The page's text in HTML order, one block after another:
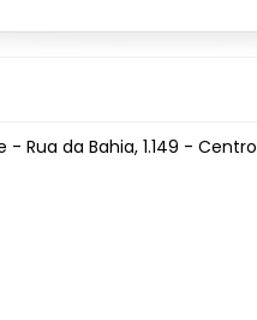
Rua da Bahia, 1.149 - Centro